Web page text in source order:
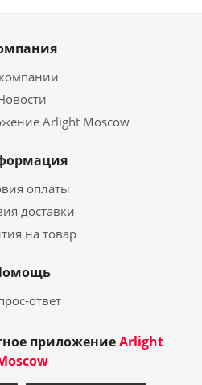
Arlight Moscow
оплаты
доставки
на товар
ответ
приложениеArlight